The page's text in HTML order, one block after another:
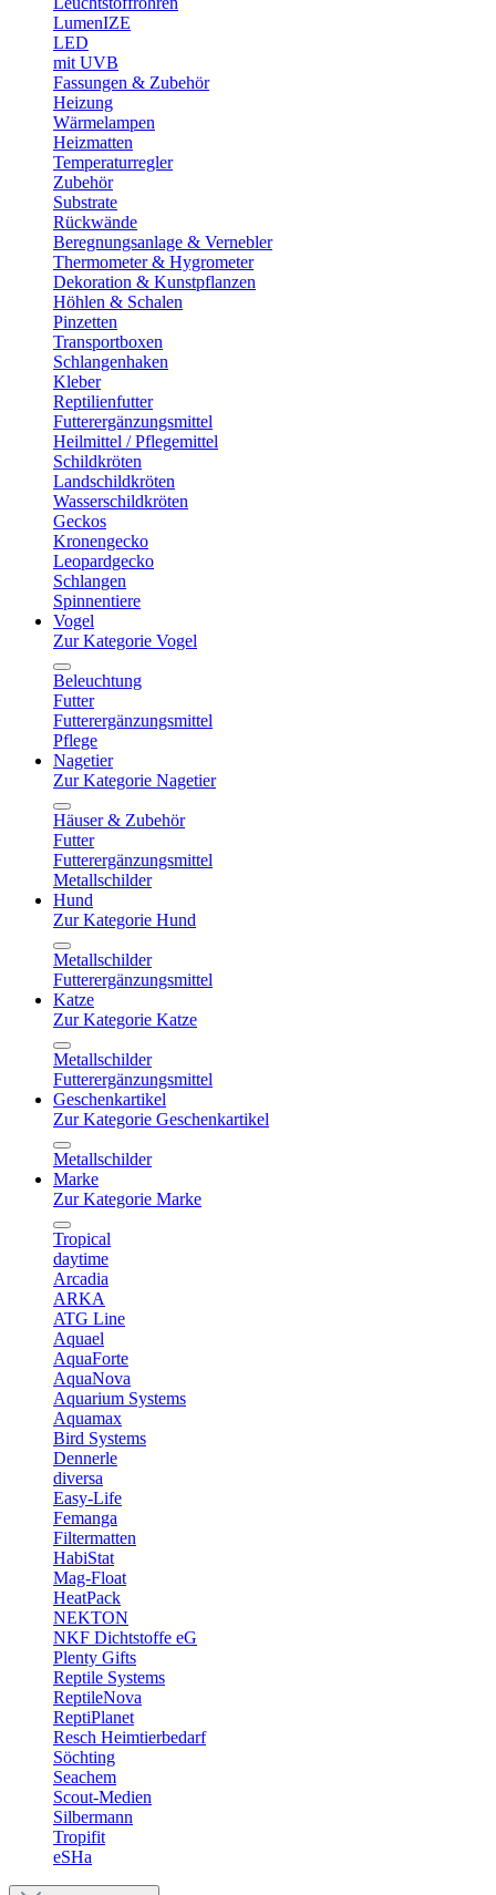
LumenIZE
LED
mit UVB
Fassungen & Zubehör
Heizung
Wärmelampen
Heizmatten
Temperaturregler
Zubehör
Substrate
Rückwände
Beregnungsanlage & Vernebler
Thermometer & Hygrometer
Dekoration & Kunstpflanzen
Höhlen & Schalen
Pinzetten
Transportboxen
Schlangenhaken
Kleber
Reptilienfutter
Futterergänzungsmittel
Heilmittel / Pflegemittel
Schildkröten
Landschildkröten
Wasserschildkröten
Geckos
Kronengecko
Leopardgecko
Schlangen
Spinnentiere
Vogel
Zur Kategorie Vogel
Beleuchtung
Futter
Futterergänzungsmittel
Pflege
Nagetier
Zur Kategorie Nagetier
Häuser & Zubehör
Futter
Futterergänzungsmittel
Metallschilder
Hund
Zur Kategorie Hund
Metallschilder
Futterergänzungsmittel
Katze
Zur Kategorie Katze
Metallschilder
Futterergänzungsmittel
Geschenkartikel
Zur Kategorie Geschenkartikel
Metallschilder
Marke
Zur Kategorie Marke
Tropical
daytime
Arcadia
ARKA
ATG Line
Aquael
AquaForte
AquaNova
Aquarium Systems
Aquamax
Bird Systems
Dennerle
diversa
Easy-Life
Femanga
Filtermatten
HabiStat
Mag-Float
HeatPack
NEKTON
NKF Dichtstoffe eG
Plenty Gifts
Reptile Systems
ReptileNova
ReptiPlanet
Resch Heimtierbedarf
Söchting
Seachem
Scout-Medien
Silbermann
Tropifit
eSHa